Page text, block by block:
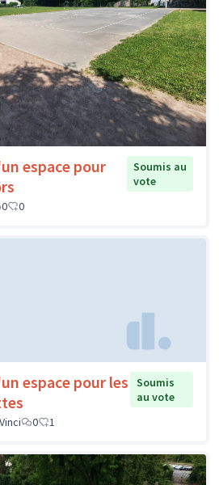
espace pour
Soumis au
vote
0 0
espace pour les
Soumis
au vote
0 1